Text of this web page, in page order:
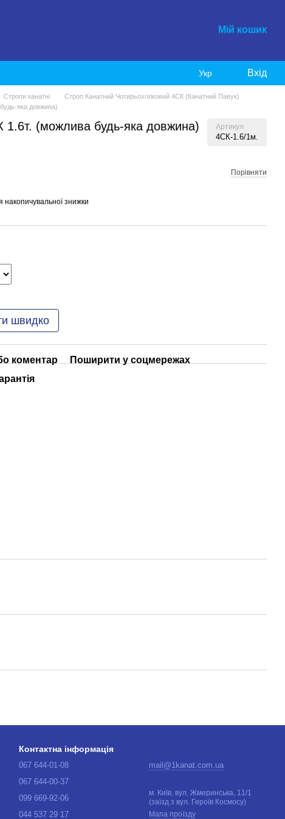
Мій кошик
Укр Вхід
Стропи канатні
Строп Канатний Чотирьохгілковий 4СК (Канатний Павук)
яка довжина)
1.6т. (можлива будь-яка довжина) Артикул
4СК-1.6/1м.
Порівняти
накопичувальної знижки
швидко
коментар
Поширити у соцмережах
Контактна інформація
067 644-01-08
067 644-00-37
099 669-92-06
044 537 29 17
mail@1kanat.com.ua
м. Київ, вул. Жмеринська, 11/1
(заїзд з вул. Героїв Космосу)
Мапа проїзду